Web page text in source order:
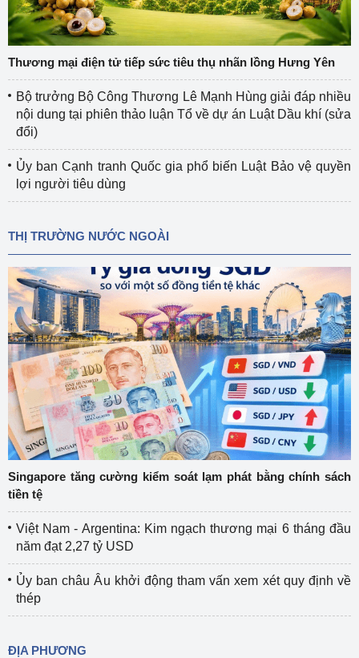
Thương mại điện tử tiếp sức tiêu thụ nhãn lồng Hưng Yên
Bộ trưởng Bộ Công Thương Lê Mạnh Hùng giải đáp nhiều
nội dung tại phiên thảo luận Tổ về dự án Luật Dầu khí (sửa
đổi)
Ủy ban Cạnh tranh Quốc gia phổ biến Luật Bảo vệ quyền
lợi người tiêu dùng
THỊ TRƯỜNG NƯỚC NGOÀI
Singapore tăng cường kiểm soát lạm phát bằng chính sách
tiền tệ
Việt Nam - Argentina: Kim ngạch thương mại 6 tháng đầu
năm đạt 2,27 tỷ USD
Ủy ban châu Âu khởi động tham vấn xem xét quy định về
thép
ĐỊA PHƯƠNG